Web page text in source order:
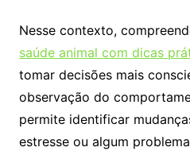
Nesse contexto,
saúde animal com dicas
tomar decisões mais
observação do
permite identificar
estresse ou algum